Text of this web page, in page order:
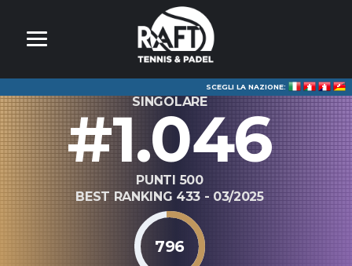
SCEGLI LA NAZIONE:
SINGOLARE
#1.046
PUNTI 500
BEST RANKING 433 - 03/2025
796